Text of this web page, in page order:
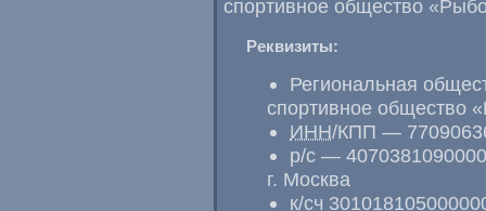
спортивное общество
Реквизиты:
Региональная
спортивное общество
ИНН/КПП —
р/с —
г. Москва
к/сч